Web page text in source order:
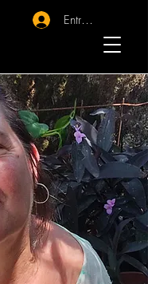
Entrar - Registro